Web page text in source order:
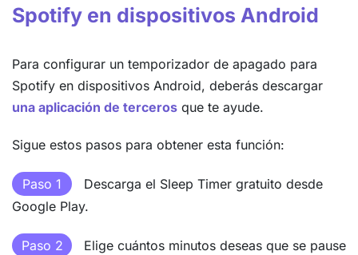
Spotify en dispositivos Android
Para configurar un temporizador de apagado para
Spotify en dispositivos Android, deberás descargar
una aplicación de terceros que te ayude.
Sigue estos pasos para obtener esta función:
Paso 1
Descarga el Sleep Timer gratuito desde
Google Play.
Paso 2
Elige cuántos minutos deseas que se pause